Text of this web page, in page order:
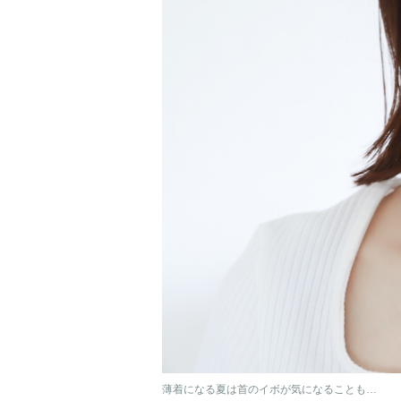
薄着になる夏は首のイボが気になることも…